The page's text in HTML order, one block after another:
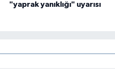
"yaprak yanıklığı" uyarısı